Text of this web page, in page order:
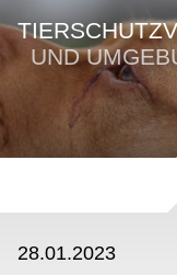
UND
28.01.2023